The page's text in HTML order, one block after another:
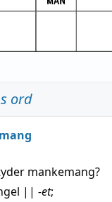
ord
mankemang?
|| -et;